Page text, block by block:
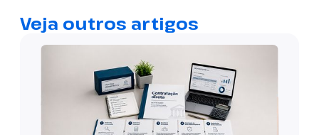
Veja outros artigos